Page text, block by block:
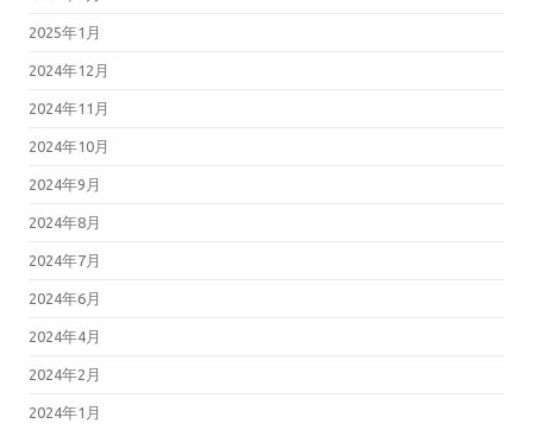
2025年1月
2024年12月
2024年11月
2024年10月
2024年9月
2024年8月
2024年7月
2024年6月
2024年4月
2024年2月
2024年1月